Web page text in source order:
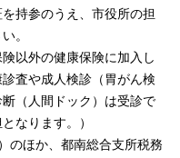
持参のうえ、市役所の担
。
以外の健康保険に加入し
査や成人検診（胃がん検
（人間ドック）は受診で
なります。）
のほか、都南総合支所税務